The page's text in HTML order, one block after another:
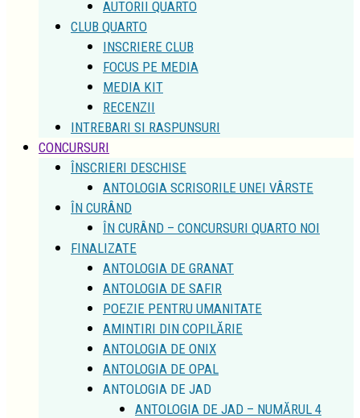
AUTORII QUARTO
CLUB QUARTO
INSCRIERE CLUB
FOCUS PE MEDIA
MEDIA KIT
RECENZII
INTREBARI SI RASPUNSURI
CONCURSURI
ÎNSCRIERI DESCHISE
ANTOLOGIA SCRISORILE UNEI VÂRSTE
ÎN CURÂND
ÎN CURÂND – CONCURSURI QUARTO NOI
FINALIZATE
ANTOLOGIA DE GRANAT
ANTOLOGIA DE SAFIR
POEZIE PENTRU UMANITATE
AMINTIRI DIN COPILĂRIE
ANTOLOGIA DE ONIX
ANTOLOGIA DE OPAL
ANTOLOGIA DE JAD
ANTOLOGIA DE JAD – NUMĂRUL 4